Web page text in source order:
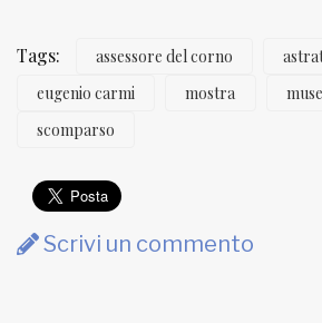
Tags: assessore del corno
eugenio carmi
mostra
scomparso
Scrivi un commento